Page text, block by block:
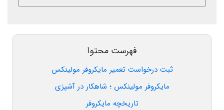
قسمت
فهرست محتوا
ثبت درخواست تعمیر مایکروفر مولینکس
مایکروفر مولینکس ؛ شاهکار در آشپزی
تاریخچه مایکروفر